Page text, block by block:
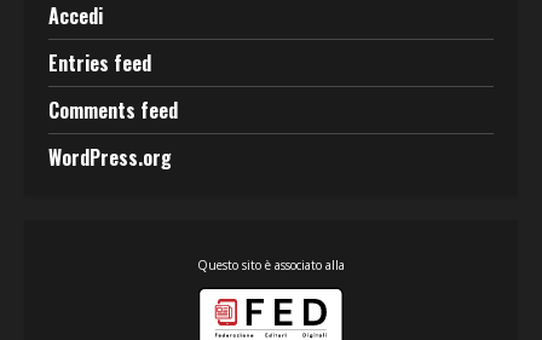
Accedi
Entries feed
Comments feed
WordPress.org
Questo sito è associato alla